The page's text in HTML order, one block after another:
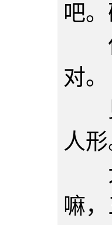
吧
但
对。
见
人形
大
嘛